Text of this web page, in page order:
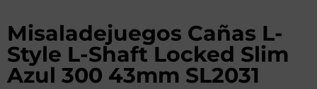
Misaladejuegos Cañas L-
Style L-Shaft Locked Slim
Azul 300 43mm SL2031